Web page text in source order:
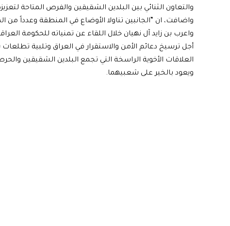
والتعاون الثنائي بين البلدين الشقيقين والفرص المتاحة
واضافت، ان “الجانبين تناولا الأوضاع في المنطقة وعدداً من
واعرب بن زايد آل نهيان خلال اللقاء عن تمنياته للحكومة
أجل ترسيخ دعائم الأمن والاستقرار في العراق وتلبية
العلاقات الأخوية الراسخة التي تجمع البلدين الشقيقين
ويعود بالخير على شعبيهما.